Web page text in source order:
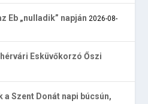
Eb „nulladik” napján 2026-08-
Esküvőkorzó Őszi
a Szent Donát napi búcsún,